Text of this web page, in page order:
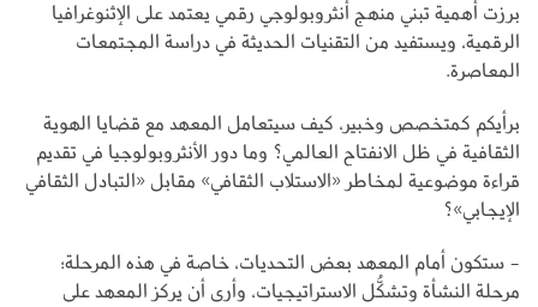
برزت أهمية تبني منهج أنثروبولوجي رقمي يعتمد على الإثنوغرافيا
الرقمية، ويستفيد من التقنيات الحديثة في دراسة المجتمعات
المعاصرة.
برأيكم كمتخصص وخبير، كيف سيتعامل المعهد مع قضايا الهوية
الثقافية في ظل الانفتاح العالمي؟ وما دور الأنثروبولوجيا في تقديم
قراءة موضوعية لمخاطر «الاستلاب الثقافي» مقابل «التبادل الثقافي
الإيجابي»؟
- ستكون أمام المعهد بعض التحديات، خاصة في هذه المرحلة؛
مرحلة النشأة وتشكُّل الاستراتيجيات، وأرى أن يركز المعهد على